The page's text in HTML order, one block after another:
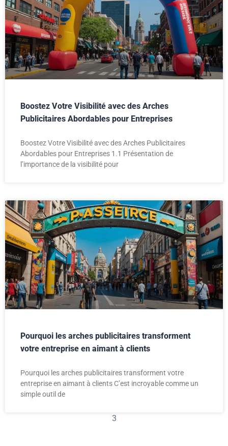
Boostez Votre Visibilité avec des Arches
Publicitaires Abordables pour Entreprises
Boostez Votre Visibilité avec des Arches Publicitaires
Abordables pour Entreprises 1.1 Présentation de
l’importance de la visibilité pour
Pourquoi les arches publicitaires transforment
votre entreprise en aimant à clients
Pourquoi les arches publicitaires transforment votre
entreprise en aimant à clients C’est incroyable comme un
simple outil de
3